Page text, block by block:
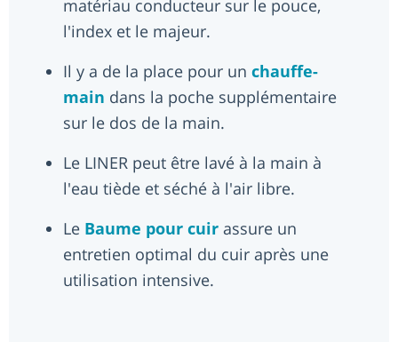
matériau conducteur sur le pouce,
l'index et le majeur.
Il y a de la place pour un chauffe-
main dans la poche supplémentaire
sur le dos de la main.
Le LINER peut être lavé à la main à
l'eau tiède et séché à l'air libre.
Le Baume pour cuir assure un
entretien optimal du cuir après une
utilisation intensive.